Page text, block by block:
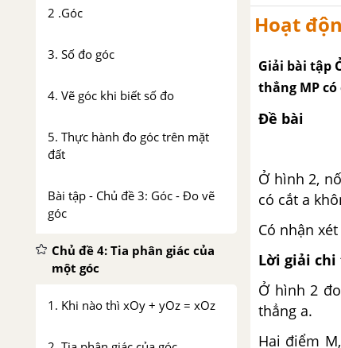
2 .Góc
3. Số đo góc
4. Vẽ góc khi biết số đo
5. Thực hành đo góc trên mặt
đất
Bài tập - Chủ đề 3: Góc - Đo vẽ
góc
Chủ đề 4: Tia phân giác của
một góc
1. Khi nào thì xOy + yOz = xOz
Hoạt
Giải bài tập
thẳng MP
Đề bài
Ở hình 2,
có cắt a
Có nhận
Lời giải
Ở hình 2
thẳng a.
Hai điểm